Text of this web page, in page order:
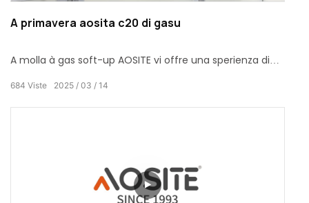
A primavera aosita c20 di gasu
A molla à gas soft-up AOSITE vi offre una sperienza di
2025 03 14
684 Viste